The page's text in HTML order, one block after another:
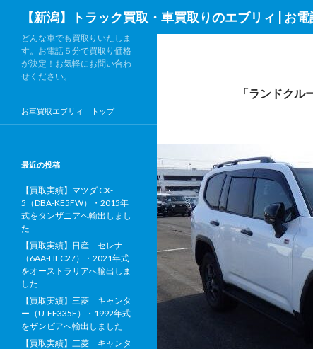
【新潟】トラック買取・車買取りのエブリィ | お
「ランドク
どんな車でも買取りいたしま
す。お電話５分で買取り価格
が決定！お気軽にお問い合わ
せください。
お車買取エブリィ トップ
最近の投稿
【買取実績】マツダ CX-
5（DBA-KE5FW）・2015年
式をタンザニアへ輸出しまし
た
【買取実績】日産 セレナ
（6AA-HFC27）・2021年式
をオーストラリアへ輸出しま
した
【買取実績】三菱 キャンタ
ー（U-FE335E）・1992年式
をザンビアへ輸出しました
【買取実績】三菱 キャンタ